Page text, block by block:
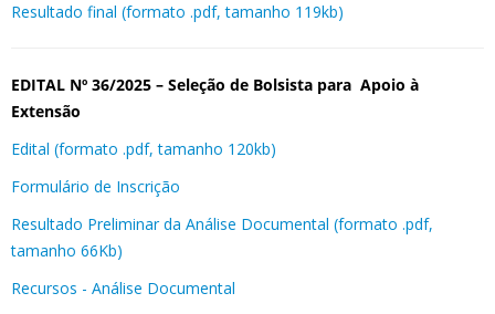
Resultado final (formato .pdf, tamanho 119kb)
EDITAL Nº 36/2025 – Seleção de Bolsista para Apoio à
Extensão
Edital (formato .pdf, tamanho 120kb)
Formulário de Inscrição
Resultado Preliminar da Análise Documental (formato .pdf,
tamanho 66Kb)
Recursos - Análise Documental